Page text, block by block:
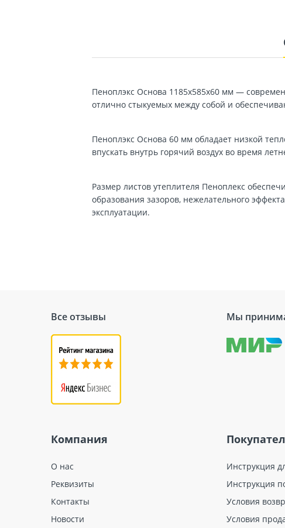
Пеноплэкс Основа 1185х585x60 мм —
отлично стыкуемых между собой и
Пеноплэкс Основа 60 мм обладает низкой
впускать внутрь горячий воздух во время
Размер листов утеплителя Пеноплекс
образования зазоров, нежелательного
эксплуатации.
Все отзывы Мы
Компания
О нас
Реквизиты
Контакты
Новости
Инструкция
Инструкция
Условия
Условия